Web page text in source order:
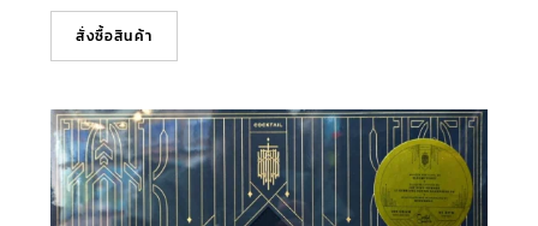
สั่งซื้อสินค้า